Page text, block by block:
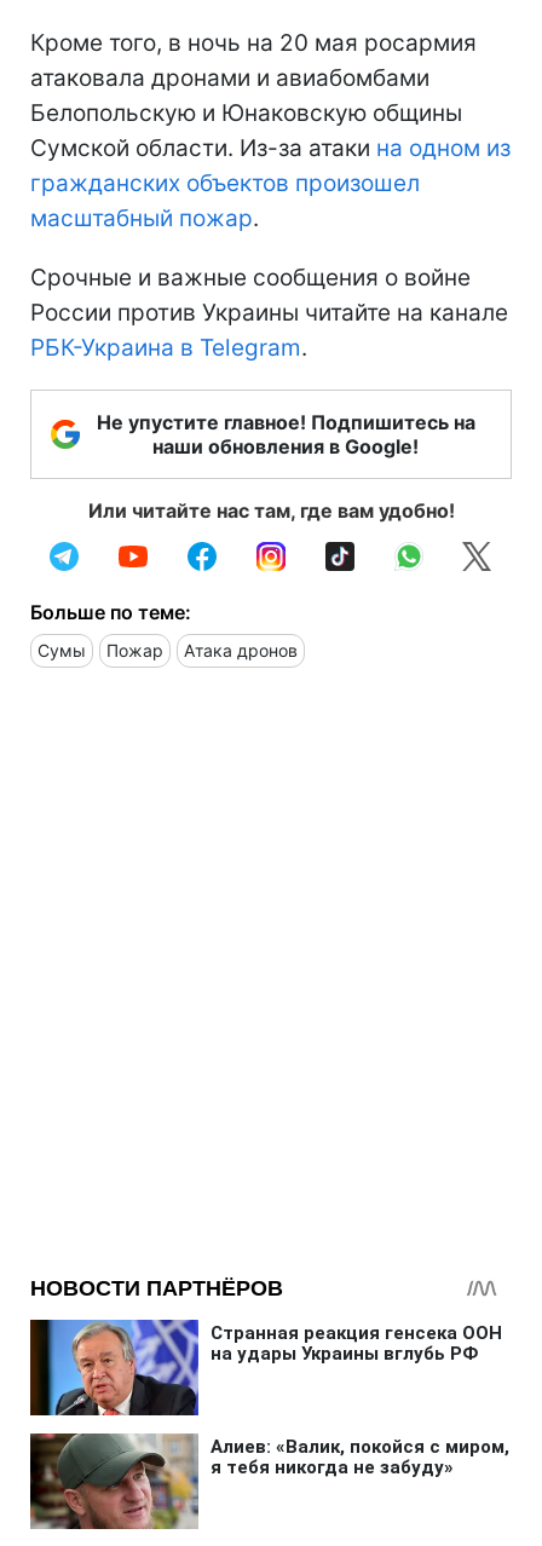
Кроме того, в ночь на 20 мая росармия
атаковала дронами и авиабомбами
Белопольскую и Юнаковскую общины
Сумской области. Из-за атаки на одном из
гражданских объектов произошел
масштабный пожар.
Срочные и важные сообщения о войне
России против Украины читайте на канале
РБК-Украина в Telegram.
Не упустите главное! Подпишитесь на
наши обновления в Google!
Или читайте нас там, где вам удобно!
Больше по теме:
Сумы Пожар Атака дронов